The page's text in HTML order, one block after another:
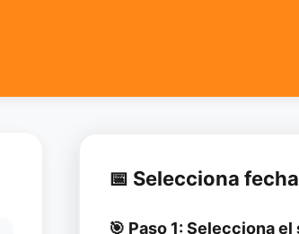
📅 Selecciona
🎯 Paso 1: Selecciona